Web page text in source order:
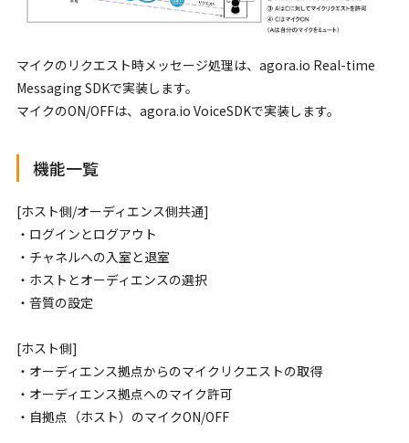
マイクのリクエスト時メッセージ処理は、agora.io Real-time
Messaging SDKで実装します。
マイクのON/OFFは、agora.io VoiceSDKで実装します。
機能一覧
[ホスト側/オーディエンス側共通]
・ログインとログアウト
・チャネルへの入室と退室
・ホストとオーディエンスの選択
・音質の設定
[ホスト側]
・オーディエンス拠点からのマイクリクエストの取得
・オーディエンス拠点へのマイク許可
・自拠点（ホスト）のマイクON/OFF